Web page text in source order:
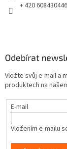
+ 420 608430446
Odebírat
Vložte svůj e-mail a
produktech na
E-mail
Vložením e-mailu